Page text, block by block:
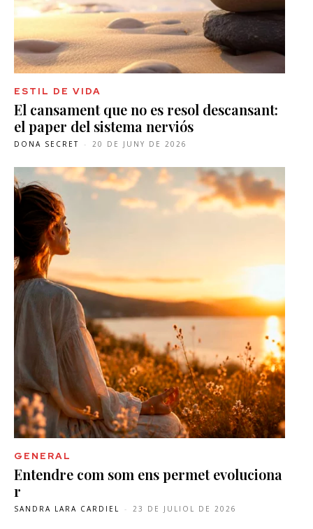
ESTIL DE VIDA
El cansament que no es resol descansant:
el paper del sistema nerviós
DONA SECRET - 20 DE JUNY DE 2026
GENERAL
Entendre com som ens permet evoluciona
r
SANDRA LARA CARDIEL - 23 DE JULIOL DE 2026